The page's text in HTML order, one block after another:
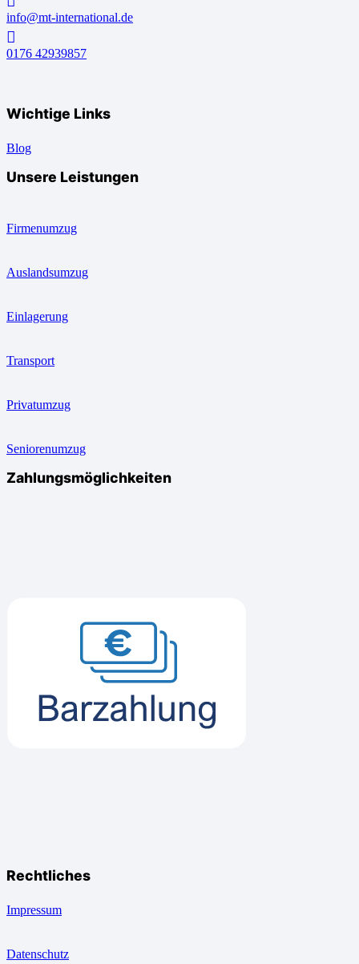
info@mt-international.de
0176 42939857
Wichtige Links
Blog
Unsere Leistungen
Firmenumzug
Auslandsumzug
Einlagerung
Transport
Privatumzug
Seniorenumzug
Zahlungsmöglichkeiten
Rechtliches
Impressum
Datenschutz